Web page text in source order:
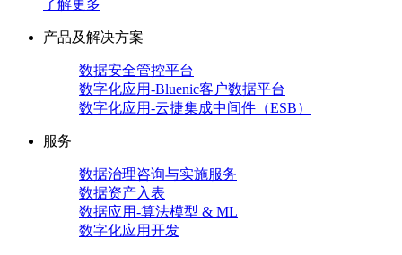
了解更多
产品及解决方案
数据安全管控平台
数字化应用-Bluenic客户数据平台
数字化应用-云捷集成中间件（ESB）
服务
数据治理咨询与实施服务
数据资产入表
数据应用-算法模型 & ML
数字化应用开发